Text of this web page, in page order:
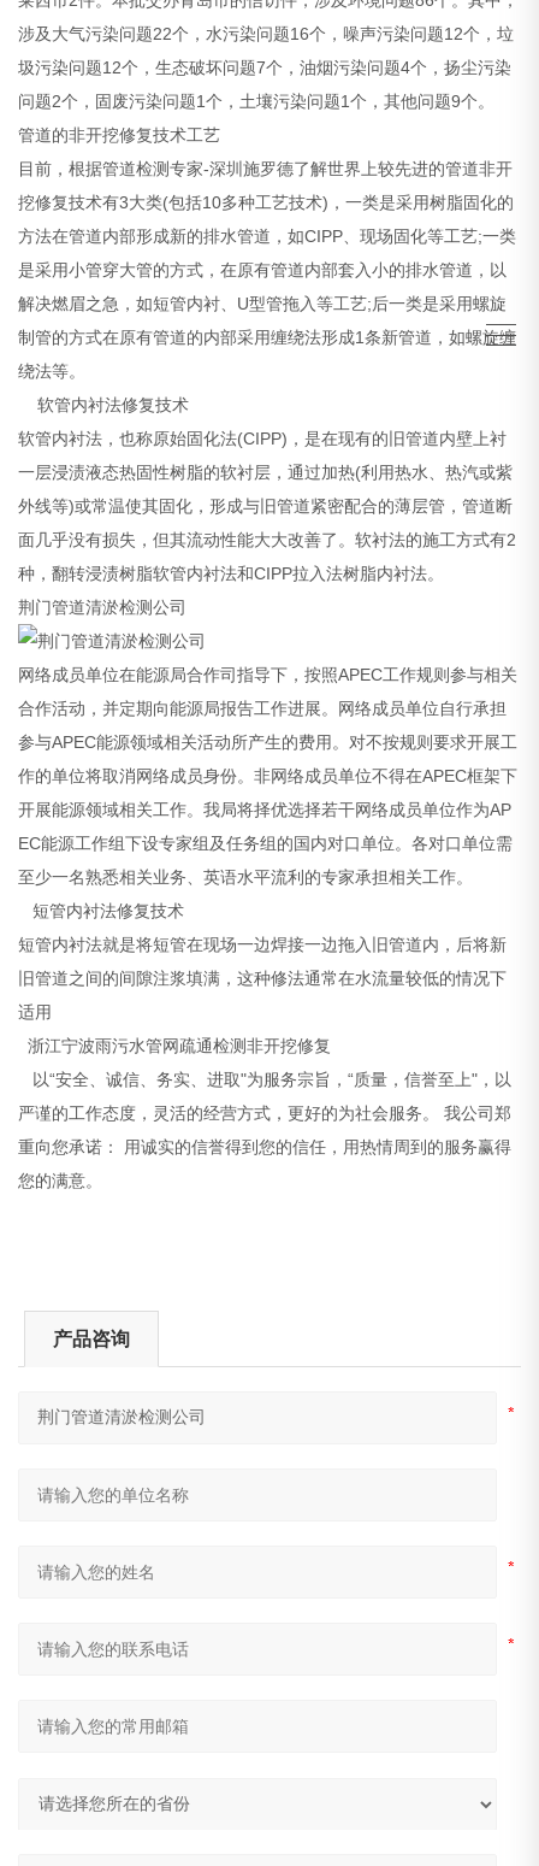
涉及大气污染问题22个，水污染问题16个，噪声污染问题12个，垃
圾污染问题12个，生态破坏问题7个，油烟污染问题4个，扬尘污染
问题2个，固废污染问题1个，土壤污染问题1个，其他问题9个。
管道的非开挖修复技术工艺
目前，根据管道检测专家-深圳施罗德了解世界上较先进的管道非开
挖修复技术有3大类(包括10多种工艺技术)，一类是采用树脂固化的
方法在管道内部形成新的排水管道，如CIPP、现场固化等工艺;一类
是采用小管穿大管的方式，在原有管道内部套入小的排水管道，以
解决燃眉之急，如短管内衬、U型管拖入等工艺;后一类是采用螺旋
制管的方式在原有管道的内部采用缠绕法形成1条新管道，如螺旋缠
绕法等。
软管内衬法修复技术
软管内衬法，也称原始固化法(CIPP)，是在现有的旧管道内壁上衬
一层浸渍液态热固性树脂的软衬层，通过加热(利用热水、热汽或紫
外线等)或常温使其固化，形成与旧管道紧密配合的薄层管，管道断
面几乎没有损失，但其流动性能大大改善了。软衬法的施工方式有2
种，翻转浸渍树脂软管内衬法和CIPP拉入法树脂内衬法。
荆门管道清淤检测公司
网络成员单位在能源局合作司指导下，按照APEC工作规则参与相关
合作活动，并定期向能源局报告工作进展。网络成员单位自行承担
参与APEC能源领域相关活动所产生的费用。对不按规则要求开展工
作的单位将取消网络成员身份。非网络成员单位不得在APEC框架下
开展能源领域相关工作。我局将择优选择若干网络成员单位作为AP
EC能源工作组下设专家组及任务组的国内对口单位。各对口单位需
至少一名熟悉相关业务、英语水平流利的专家承担相关工作。
短管内衬法修复技术
短管内衬法就是将短管在现场一边焊接一边拖入旧管道内，后将新
旧管道之间的间隙注浆填满，这种修法通常在水流量较低的情况下
适用
浙江宁波雨污水管网疏通检测非开挖修复
以“安全、诚信、务实、进取"为服务宗旨，“质量，信誉至上"，以
严谨的工作态度，灵活的经营方式，更好的为社会服务。 我公司郑
重向您承诺： 用诚实的信誉得到您的信任，用热情周到的服务赢得
您的满意。
产品咨询